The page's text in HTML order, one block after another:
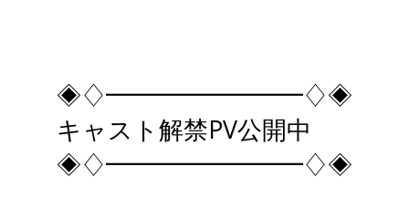
◈♢━━━━━━━━♢◈
キャスト解禁PV公開中
◈♢━━━━━━━━♢◈